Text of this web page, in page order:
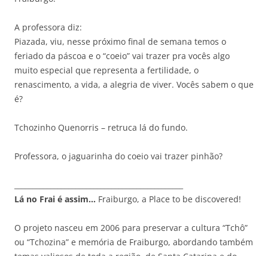
A professora diz:
Piazada, viu, nesse próximo final de semana temos o
feriado da páscoa e o “coeio” vai trazer pra vocês algo
muito especial que representa a fertilidade, o
renascimento, a vida, a alegria de viver. Vocês sabem o que
é?
Tchozinho Quenorris – retruca lá do fundo.
Professora, o jaguarinha do coeio vai trazer pinhão?
Lá no Frai é assim… Fraiburgo, a Place to be discovered!
O projeto nasceu em 2006 para preservar a cultura “Tchô”
ou “Tchozina” e memória de Fraiburgo, abordando também